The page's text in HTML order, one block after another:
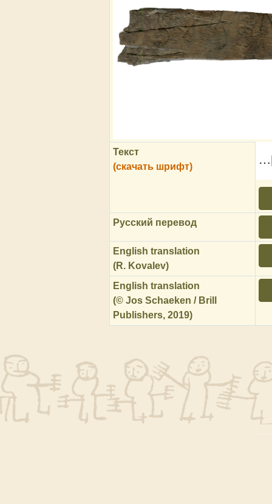
Текст
(скачать шрифт)
Русский перевод
English translation
(R. Kovalev)
English translation
(© Jos Schaeken / Brill
Publishers, 2019)